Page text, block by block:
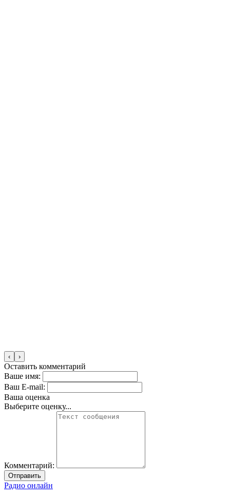
‹ ›
Оставить комментарий
Ваше имя:
Ваш E-mail:
Ваша оценка
Выберите оценку...
Комментарий:
Отправить
Радио онлайн